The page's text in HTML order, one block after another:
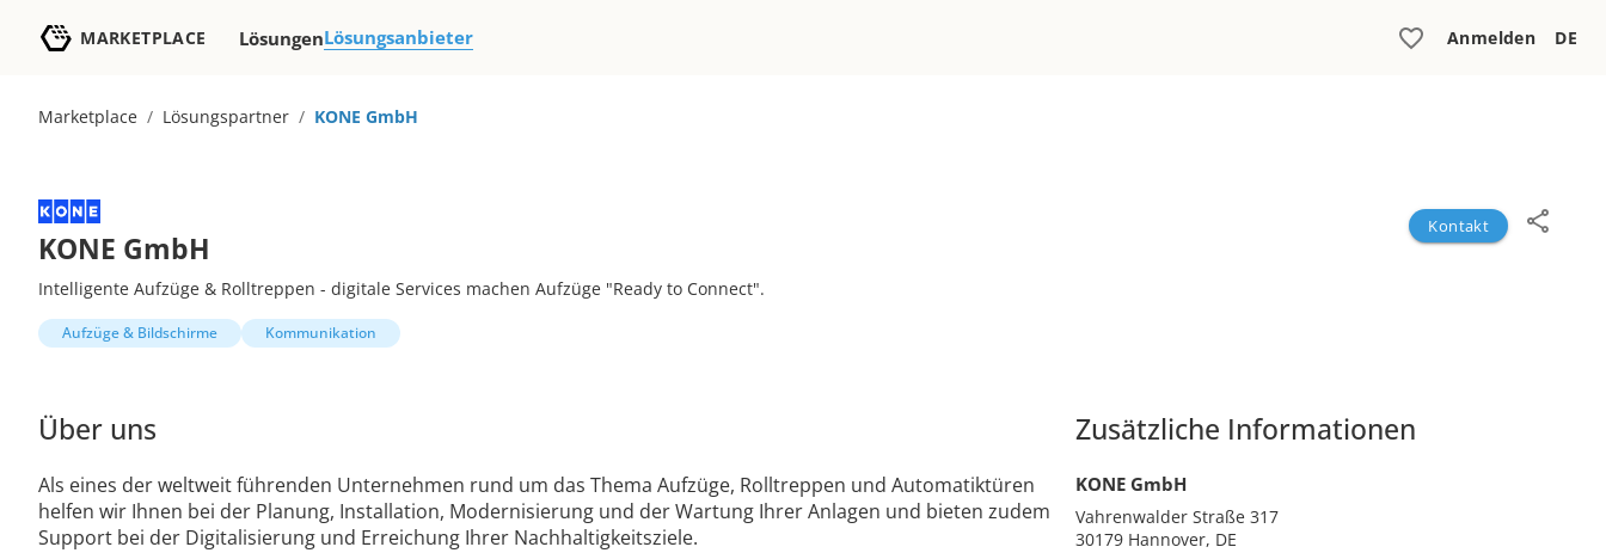
MARKETPLACE LösungenLösungsanbieter Anmelden DE
Marketplace / Lösungspartner / KONE GmbH
KONE GmbH
Intelligente Aufzüge & Rolltreppen - digitale Services machen Aufzüge "Ready to Connect".
Aufzüge & Bildschirme Kommunikation
Kontakt
Über uns
Als eines der weltweit führenden Unternehmen rund um das Thema Aufzüge, Rolltreppen und Automatiktüren
helfen wir Ihnen bei der Planung, Installation, Modernisierung und der Wartung Ihrer Anlagen und bieten zudem
Support bei der Digitalisierung und Erreichung Ihrer Nachhaltigkeitsziele.
Zusätzliche Informationen
KONE GmbH
Vahrenwalder Straße 317
30179 Hannover, DE